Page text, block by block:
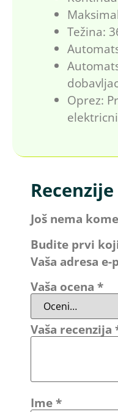
Težina:
Oprez:
Recenzije
Još nema
Budite prvi koji
Vaša adresa
Vaša ocena *
Vaša recenzija
Ime*